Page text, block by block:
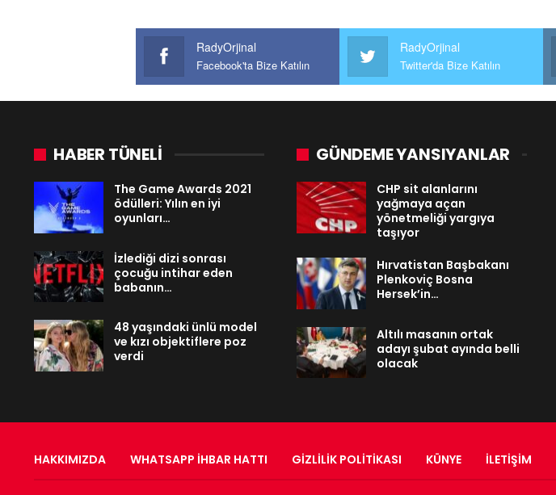
RadyOrjinal
Facebook'ta Bize Katılın
RadyOrjinal
Twitter'da Bize Katılın
HABER TÜNELİ
The Game Awards 2021
ödülleri: Yılın en iyi
oyunları…
İzlediği dizi sonrası
çocuğu intihar eden
babanın…
48 yaşındaki ünlü model
ve kızı objektiflere poz
verdi
GÜNDEME YANSIYANLAR
CHP sit alanlarını
yağmaya açan
yönetmeliği yargıya
taşıyor
Hırvatistan Başbakanı
Plenkoviç Bosna
Hersek’in…
Altılı masanın ortak
adayı şubat ayında belli
olacak
HAKKIMIZDA WHATSAPP İHBAR HATTI GIZLILIK POLITIKASI KÜNYE İLETIŞIM